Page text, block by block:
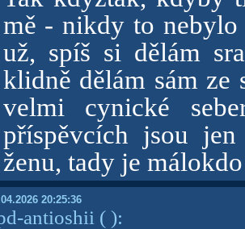
mě - nikdy to
už, spíš si dělám
klidně dělám sám ze
velmi cynické
příspěvcích jsou
ženu, tady je
20:25:36
antioshii ( ):